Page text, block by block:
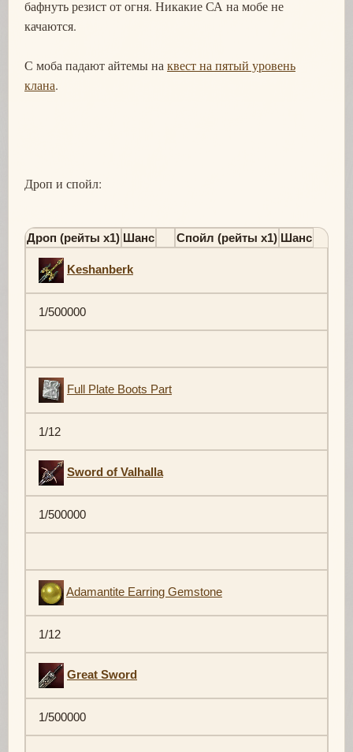
бафнуть резист от огня. Никакие СА на мобе не
качаются.
С моба падают айтемы на квест на пятый уровень
клана.
Дроп и спойл:
Дроп (рейты х1) Шанс Спойл (рейты х1) Шанс
Keshanberk
1/500000
Full Plate Boots Part
1/12
Sword of Valhalla
1/500000
Adamantite Earring Gemstone
1/12
Great Sword
1/500000